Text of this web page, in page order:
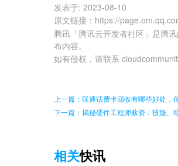
发表于: 2023-08-10
原文链接 ： https://
腾讯「腾讯云开发者社区」是腾
布内容。
如有侵权，请联系
上一篇：联通话费卡回收有哪些好处，
下一篇：揭秘硬件工程师薪资：技能、
相关快讯